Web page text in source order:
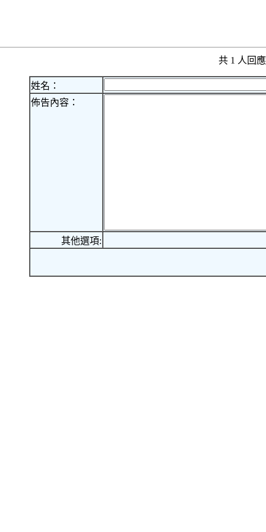
共 1 人回
姓名：
佈告內容：
其他選項: